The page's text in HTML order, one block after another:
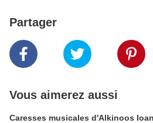
Partager
Vous aimerez aussi
Caresses musicales d'Alkinoos